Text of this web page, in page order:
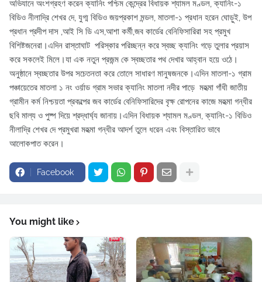
অভিযানে অংশগ্রহণ করেন ক্যানিং পশ্চিম কেন্দ্রের বিধায়ক শ্যামল মণ্ডল, ক্যানিং-১
বিডিও নীলাদ্রি শেখর দে, যুগ্ম বিডিও জয়প্রকাশ মন্ডল, মাতলা-১ প্রধান হরেন ঘোড়ুই, উপ
প্রধান প্রদীপ দাস ,আই সি ডি এস,আশা কর্মী,জব কার্ডের বেনিফিসারিরা সহ প্রমুখ
বিশিষ্টজনেরা।এদিন রাস্তাঘাট পরিস্কার পরিচ্ছন্ন করে স্বচ্ছ ক্যানিং গড়ে তুলার প্রয়াস
করে সকলেই মিলে।যা এক নতুন প্রজন্ম কে স্বচ্ছতার পথ দেখার আহ্বান হয়ে ওঠে।
অনুষ্ঠানে স্বচ্ছতার উপর সচেতনতা করে তোলে সাধারণ মানুষজনকে।এদিন মাতলা-১ গ্রাম
পঞ্চায়েতের মাতলা ১ নং ওর্য়াড গ্রাম সভার ক্যানিং মাতলা নদীর পাড়ে মহত্মা গাঁধী জাতীয়
গ্রামীন কর্ম নিশ্চয়তা প্রকল্পের জব কার্ডের বেনিফিসারিদের বৃক্ষ রোপনের কাজে মহত্মা গন্ধীর
ছবি মাল্য ও পুষ্প দিয়ে শ্রদ্ধার্ঘ্য জানায়।এদিন বিধায়ক শ্যামল মণ্ডল, ক্যানিং-১ বিডিও
নীলাদ্রি শেখর দে প্রমুখরা মহত্মা গন্ধীর আদর্শ তুলে ধরেন এবং বিস্তারিত ভাবে
আলোকপাত করেন।
Facebook
You might like